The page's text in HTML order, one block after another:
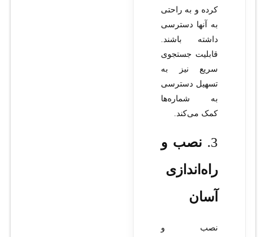
کرده و به راحتی
به آنها دسترسی
داشته باشند.
قابلیت جستجوی
سریع نیز به
تسهیل دسترسی
به شماره‌ها
کمک می‌کند.
3.
نصب و
راه‌اندازی
آسان
نصب و